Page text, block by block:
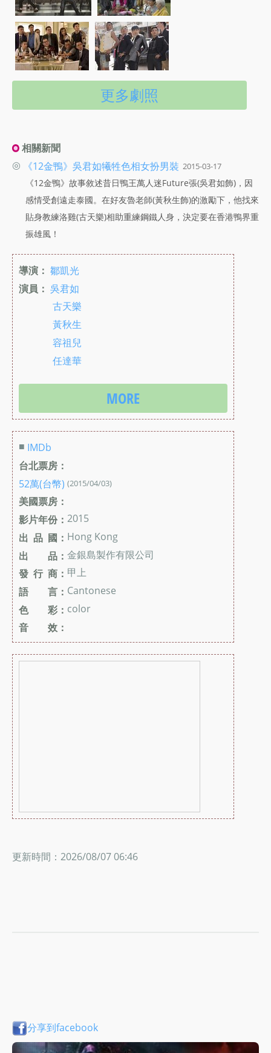
更多劇照
相關新聞
◎
《12金鴨》吳君如犧牲色相女扮男裝 2015-03-17
《12金鴨》故事敘述昔日鴨王萬人迷Future張(吳君如飾)，因
感情受創遠走泰國。在好友魯老師(黃秋生飾)的激勵下，他找來
貼身教練洛雞(古天樂)相助重練鋼鐵人身，決定要在香港鴨界重
振雄風！
導演： 鄒凱光
演員： 吳君如
古天樂
黃秋生
容祖兒
任達華
MORE
■ IMDb
台北票房：
52萬(台幣) (2015/04/03)
美國票房：
影片年份： 2015
出 品 國： Hong Kong
出 品： 金銀島製作有限公司
發 行 商： 甲上
語 言： Cantonese
色 彩： color
音 效：
更新時間：2026/08/07 06:46
分享到facebook